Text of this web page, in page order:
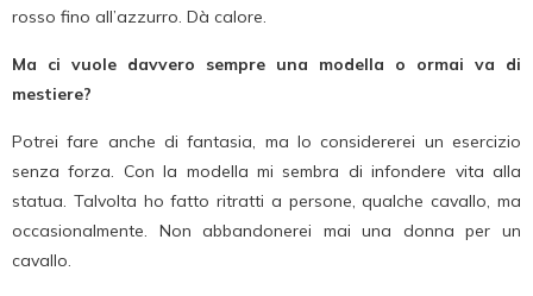
rosso fino all’azzurro. Dà calore.
Ma ci vuole davvero sempre una modella o ormai va di
mestiere?
Potrei fare anche di fantasia, ma lo considererei un esercizio
senza forza. Con la modella mi sembra di infondere vita alla
statua. Talvolta ho fatto ritratti a persone, qualche cavallo, ma
occasionalmente. Non abbandonerei mai una donna per un
cavallo.